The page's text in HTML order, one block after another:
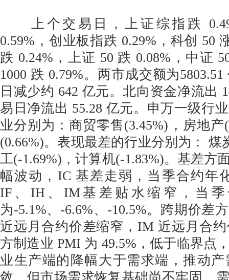
上个交易日，上证综指跌
0.59%，创业板指跌 0.29%，科创 50
跌 0.24%，上证 50 跌 0.08%，中证
1000 跌 0.79%。两市成交额为
日减少约 642 亿元。北向资金净流出
易日净流出 55.28 亿元。申万一级行
业分别为：商贸零售(3.45%)，房地产
(0.66%)。表现最差的行业分别为： 煤
工(-1.69%)，计算机(-1.83%)。基差方
幅波动，IC 基差走弱，当季合约年
IF、IH、IM基差贴水缩窄，当
为-5.1%、-6.6%、-10.5%。跨期价差
近远月合约价差缩窄，IM 近远月合
方制造业 PMI 为 49.5%，低于临界点
业生产端的降幅大于需求端，推动